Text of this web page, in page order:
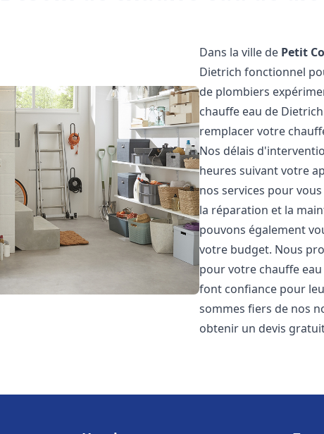
Dans la ville de Petit
Dietrich fonctionnel
de plombiers
chauffe eau de Dietrich
remplacer votre
Nos délais
heures suivant votre
nos services pour
la réparation et la
pouvons également
votre budget. Nous
pour votre chauffe
font confiance pour
sommes fiers de nos
obtenir un devis